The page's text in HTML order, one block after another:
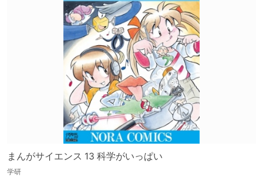
まんがサイエンス 13 科学がいっぱい
学研